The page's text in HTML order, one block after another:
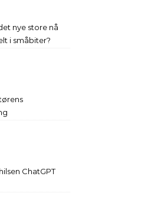
nye store nå
i småbiter?
ChatGPT